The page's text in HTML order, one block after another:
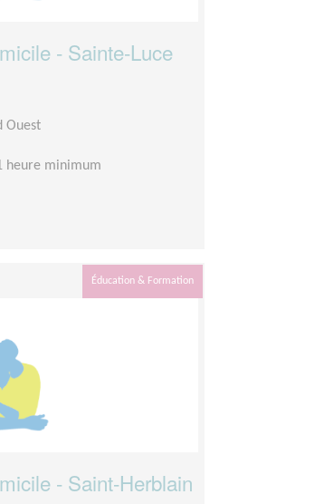
- Sainte-Luce
Ouest
heure minimum
Éducation & Formation
- Saint-Herblain